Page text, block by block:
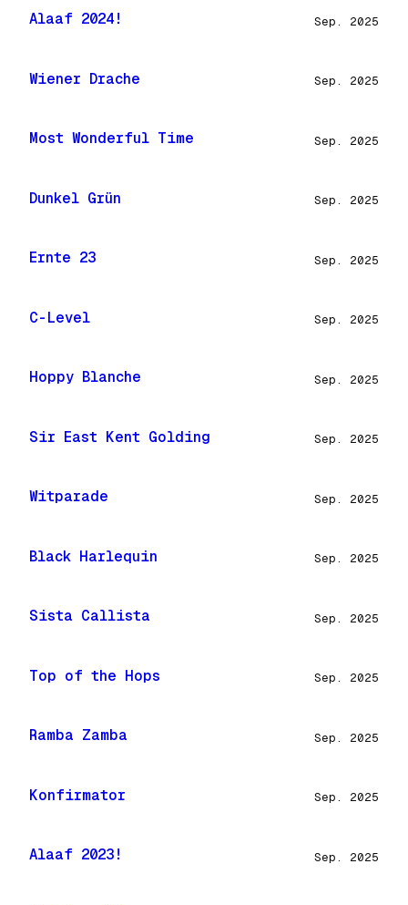
Alaaf 2024! Sep. 2025
Wiener Drache Sep. 2025
Most Wonderful Time Sep. 2025
Dunkel Grün Sep. 2025
Ernte 23 Sep. 2025
C-Level Sep. 2025
Hoppy Blanche Sep. 2025
Sir East Kent Golding Sep. 2025
Witparade Sep. 2025
Black Harlequin Sep. 2025
Sista Callista Sep. 2025
Top of the Hops Sep. 2025
Ramba Zamba Sep. 2025
Konfirmator Sep. 2025
Alaaf 2023! Sep. 2025